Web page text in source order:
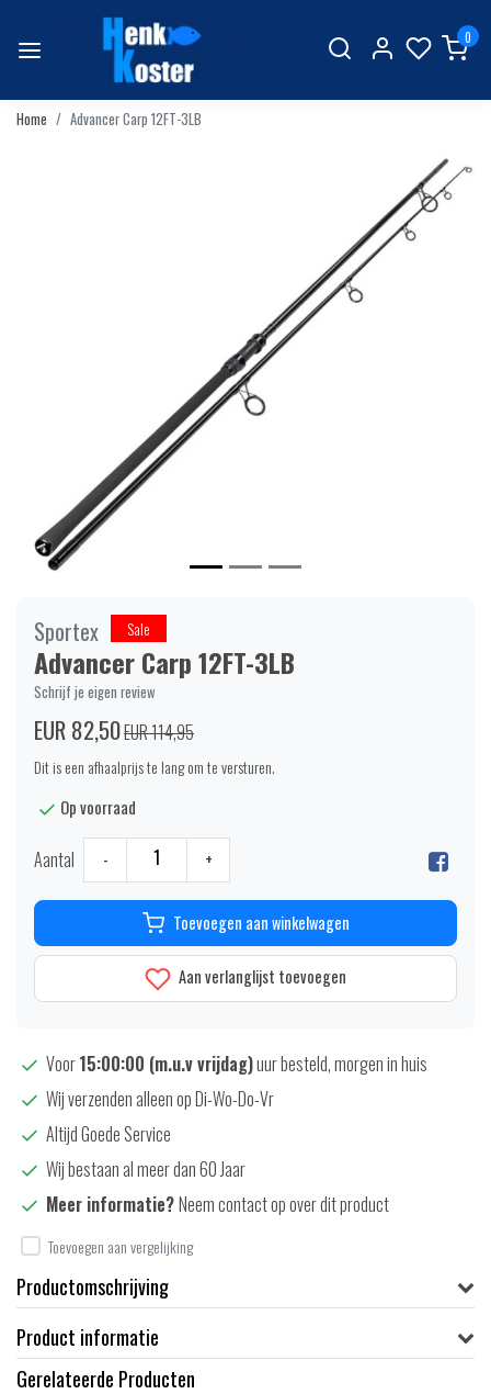
0
Home Advancer Carp 12FT-3LB
Sportex Sale
Advancer Carp 12FT-3LB
Schrijf je eigen review
EUR 82,50EUR 114,95
Dit is een afhaalprijs te lang om te versturen.
Op voorraad
Aantal - +
Toevoegen aan winkelwagen
Aan verlanglijst toevoegen
Voor15:00:00 (m.u.v vrijdag)uur besteld, morgen in huis
Wij verzenden alleen op Di-Wo-Do-Vr
Altijd Goede Service
Wij bestaan al meer dan 60 Jaar
Meer informatie?Neem contact op over dit product
Toevoegen aan vergelijking
Productomschrijving
Product informatie
Gerelateerde Producten